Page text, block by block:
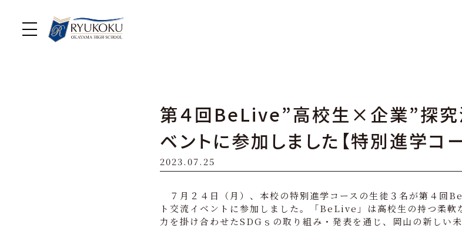
第４回BeLive”高校生×企業”探究
ベントに参加しました【特別進学コー
2023.07.25
７月２４日（月）、本校の特別進学コースの生徒３名が第４回
ト交流イベントに参加しました。「BeLive」は高校生の持つ柔軟
力を掛け合わせたSDGｓの取り組み・発表を通じ、岡山の新しい